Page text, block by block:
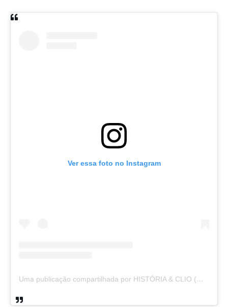
Ver essa foto no Instagram
Uma publicação compartilhada por HISTÓRIA & CLIO (@historiaeclio)